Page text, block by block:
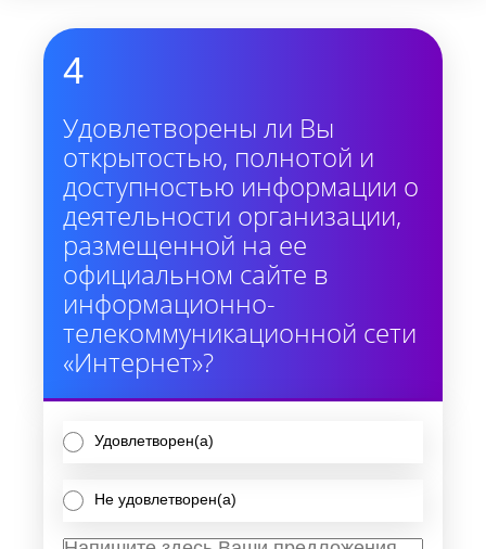
4
Удовлетворены ли Вы
открытостью, полнотой и
доступностью информации о
деятельности организации,
размещенной на ее
официальном сайте в
информационно-
телекоммуникационной сети
«Интернет»?
Удовлетворен(а)
Не удовлетворен(а)